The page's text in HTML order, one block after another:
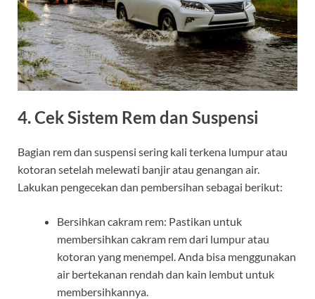
4. Cek Sistem Rem dan Suspensi
Bagian rem dan suspensi sering kali terkena lumpur atau
kotoran setelah melewati banjir atau genangan air.
Lakukan pengecekan dan pembersihan sebagai berikut:
Bersihkan cakram rem: Pastikan untuk
membersihkan cakram rem dari lumpur atau
kotoran yang menempel. Anda bisa menggunakan
air bertekanan rendah dan kain lembut untuk
membersihkannya.